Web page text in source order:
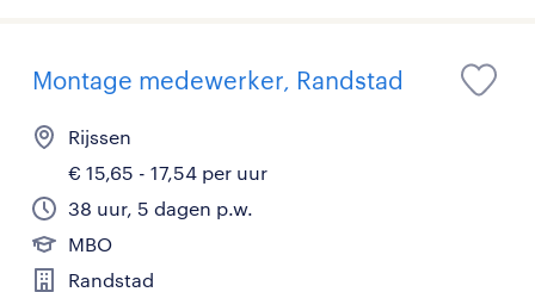
Montage medewerker, Randstad
Rijssen
€ 15,65 - 17,54 per uur
38 uur, 5 dagen p.w.
MBO
Randstad